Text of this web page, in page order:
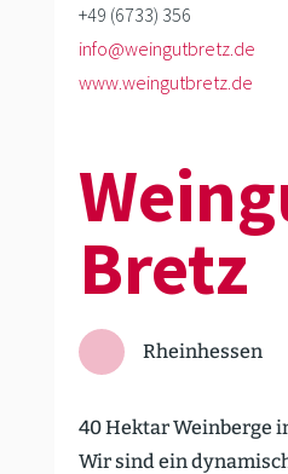
+49 (6733) 356
info@weingutbretz.de
www.weingutbretz.de
Bretz
Rheinhessen
40 Hektar Weinberge
Wir sind ein